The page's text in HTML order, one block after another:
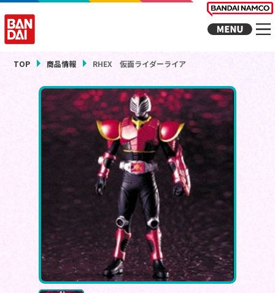
TOP 商品情報 RHEX 仮面ライダーライア